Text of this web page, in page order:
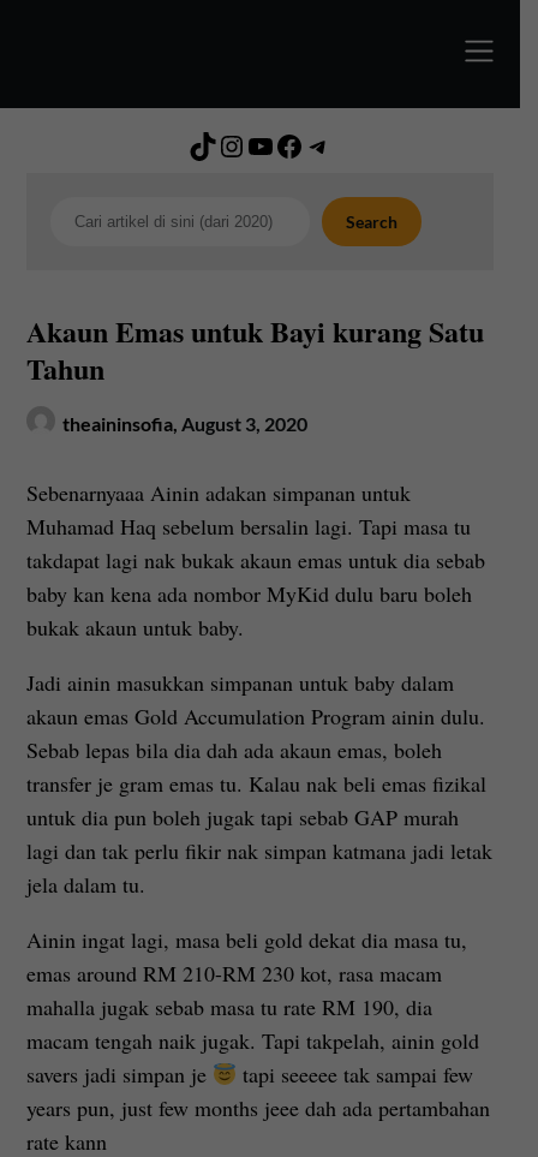
TikTok
Instagram
YouTube
Facebook
Telegram
Search Search
Akaun Emas untuk Bayi kurang Satu
Tahun
theaininsofia, August 3, 2020
Sebenarnyaaa Ainin adakan simpanan untuk
Muhamad Haq sebelum bersalin lagi. Tapi masa tu
takdapat lagi nak bukak akaun emas untuk dia sebab
baby kan kena ada nombor MyKid dulu baru boleh
bukak akaun untuk baby.
Jadi ainin masukkan simpanan untuk baby dalam
akaun emas Gold Accumulation Program ainin dulu.
Sebab lepas bila dia dah ada akaun emas, boleh
transfer je gram emas tu. Kalau nak beli emas fizikal
untuk dia pun boleh jugak tapi sebab GAP murah
lagi dan tak perlu fikir nak simpan katmana jadi letak
jela dalam tu.
Ainin ingat lagi, masa beli gold dekat dia masa tu,
emas around RM 210-RM 230 kot, rasa macam
mahalla jugak sebab masa tu rate RM 190, dia
macam tengah naik jugak. Tapi takpelah, ainin gold
savers jadi simpan je
tapi seeeee tak sampai few
years pun, just few months jeee dah ada pertambahan
rate kann